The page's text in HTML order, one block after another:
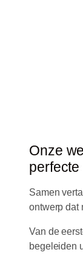
Onze
perfecte
Samen
ontwerp dat
Van de
begeleiden